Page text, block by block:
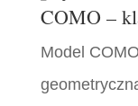
COMO –
Model